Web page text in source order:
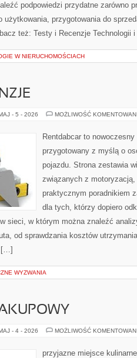
podpowiedzi przydatne zarówno
użytkowania, przygotowania do
też: Testy i Recenzje
W NIERUCHOMOŚCIACH
- 5 - 2026 MOŻLIWOŚĆ
Rentdabcar to
przygotowany z myślą o
pojazdu. Strona zestawia
związanych z
praktycznym poradnikiem
dla tych, którzy dopiero
sieci, w którym można znaleźć
od sprawdzania kosztów
[…]
WYZWANIA
- 4 - 2026 MOŻLIWOŚĆ
przyjazne miejsce